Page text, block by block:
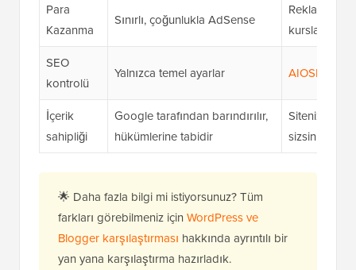
Para
Kazanma
Sınırlı, çoğunlukla AdSense
Reklamlar,
kurslar ve
SEO
kontrolü
Yalnızca temel ayarlar AIOSEO
İçerik
sahipliği
Google tarafından barındırılır,
hükümlerine tabidir
Sitenizin,
sizsiniz
🌟 Daha fazla bilgi mi istiyorsunuz? Tüm
farkları görebilmeniz için WordPress ve
Blogger karşılaştırması hakkında ayrıntılı bir
yan yana karşılaştırma hazırladık.